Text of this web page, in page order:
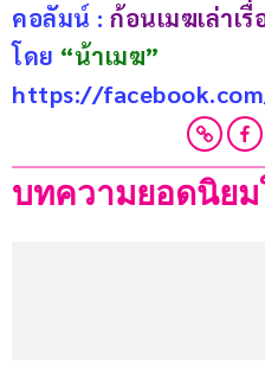
คอลัมน์ : ก้อนเมฆเล่าเรื่
โดย “น้าเมฆ”
https://
บทความยอดนิย